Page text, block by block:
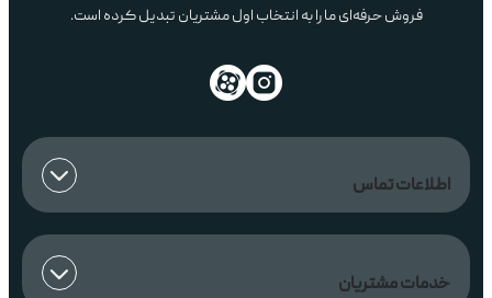
فروش حرفه‌ای ما را به انتخاب اول مشتریان تبدیل کرده است.
اطلاعات تماس
خدمات مشتریان